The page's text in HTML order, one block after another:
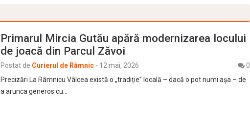
Primarul Mircia Gutău apără modernizarea locului
de joacă din Parcul Zăvoi
Postat de Curierul de Râmnic - 12 mai, 2026
0
Precizări La Râmnicu Vâlcea există o „tradiție” locală – dacă o pot numi așa – de
a arunca generos cu…